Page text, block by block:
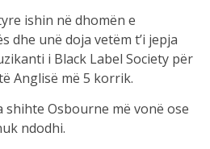
ishin në dhomën e
dhe unë doja vetëm t’i jepja
i Black Label Society për
Anglisë më 5 korrik.
shihte Osbourne më vonë ose
ndodhi.